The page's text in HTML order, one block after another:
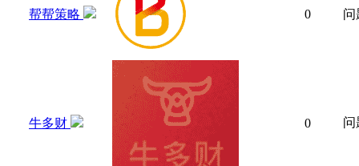
帮帮策略 0 问
牛多财 0 问